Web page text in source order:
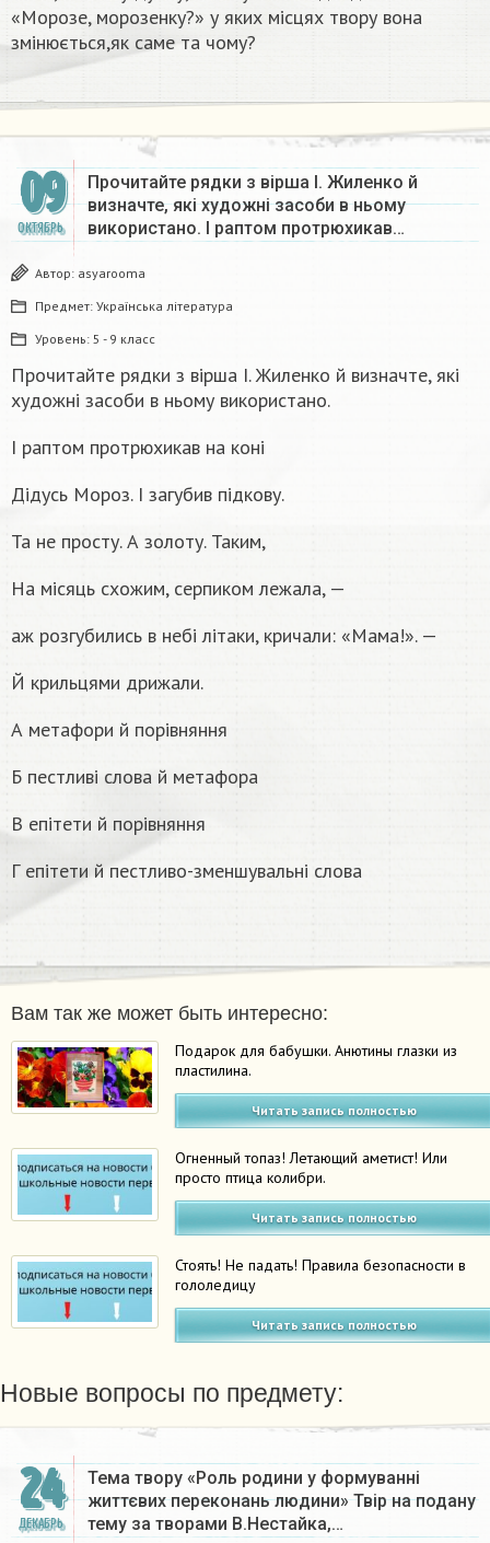
«Морозе, морозенку?» у яких місцях твору вона
змінюється,як саме та чому?
09
ОКТЯБРЬ
Прочитайте рядки з вірша І. Жиленко й
визначте, які художні засоби в ньому
використано. І раптом протрюхикав…
Автор: asyarooma
Предмет: Українська література
Уровень: 5 - 9 класс
Прочитайте рядки з вірша І. Жиленко й визначте, які
художні засоби в ньому використано.
І раптом протрюхикав на коні
Дідусь Мороз. І загубив підкову.
Та не просту. А золоту. Таким,
На місяць схожим, серпиком лежала, —
аж розгубились в небі літаки, кричали: «Мама!». —
Й крильцями дрижали.
А метафори й порівняння
Б пестливі слова й метафора
В епітети й порівняння
Г епітети й пестливо-зменшувальні слова
Вам так же может быть интересно:
Подарок для бабушки. Анютины глазки из
пластилина.
Читать запись полностью
Огненный топаз! Летающий аметист! Или
просто птица колибри.
Читать запись полностью
Стоять! Не падать! Правила безопасности в
гололедицу
Читать запись полностью
Новые вопросы по предмету:
24
ДЕКАБРЬ
Тема твору «Роль родини у формуванні
життєвих переконань людини» Твір на подану
тему за творами В.Нестайка,…